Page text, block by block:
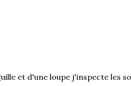
et d'une loupe j'inspecte les